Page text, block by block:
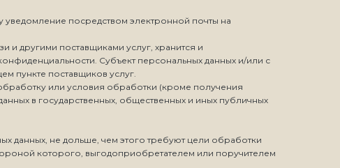
уведомление посредством электронной почты на
и другими поставщиками услуг, хранится и
Субъект персональных данных и/или с
пункте поставщиков услуг.
или условия обработки (кроме получения
в государственных, общественных и иных публичных
данных, не дольше, чем этого требуют цели обработки
которого, выгодоприобретателем или поручителем